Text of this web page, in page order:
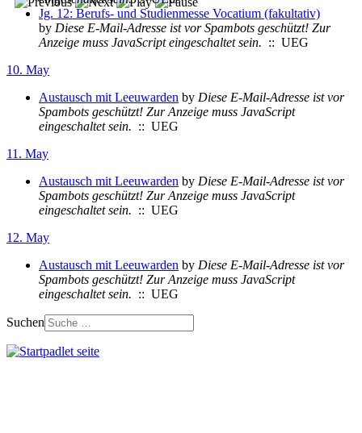
Jg. 12: Berufs- und Studienmesse Vocatium (fakultativ)
by Diese E-Mail-Adresse ist vor Spambots geschützt! Zur
Anzeige muss JavaScript eingeschaltet sein. :: UEG
10. May
Austausch mit Leeuwarden by Diese E-Mail-Adresse ist vor
Spambots geschützt! Zur Anzeige muss JavaScript
eingeschaltet sein. :: UEG
11. May
Austausch mit Leeuwarden by Diese E-Mail-Adresse ist vor
Spambots geschützt! Zur Anzeige muss JavaScript
eingeschaltet sein. :: UEG
12. May
Austausch mit Leeuwarden by Diese E-Mail-Adresse ist vor
Spambots geschützt! Zur Anzeige muss JavaScript
eingeschaltet sein. :: UEG
Suchen